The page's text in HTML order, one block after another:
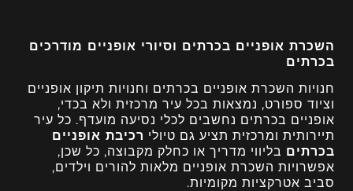
השכרת אופניים בכרתים וסיורי אופניים מודרכים
בכרתים
חנויות השכרת אופניים בכרתים וחנויות תיקון אופניים
וציוד ספורט, נמצאות בכל עיר מרכזית ולא בכדי,
אופניים בכרתים נחשבים לכלי נסיעה מועדף. כל עיר
תיירותית ומרכזית תציע גם טיולי רכיבת אופניים
בכרתים בליווי מדריך או כחלק מקבוצה, כל שכן,
אפשרויות השכרת אופניים מלאות להורים וילדים,
סביב אטרקציות מקומיות.